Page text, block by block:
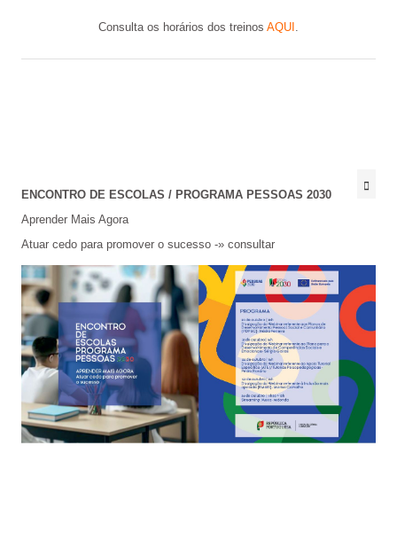
Consulta os horários dos treinos AQUI .
ENCONTRO DE ESCOLAS / PROGRAMA PESSOAS 2030
Aprender Mais Agora
Atuar cedo para promover o sucesso -» consultar